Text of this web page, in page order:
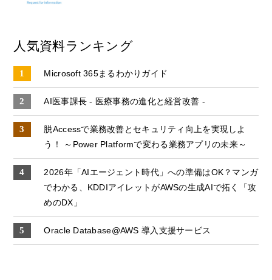
人気資料ランキング
Microsoft 365まるわかりガイド
AI医事課長 - 医療事務の進化と経営改善 -
脱Accessで業務改善とセキュリティ向上を実現しよ
う！ ～Power Platformで変わる業務アプリの未来～
2026年「AIエージェント時代」への準備はOK？マンガ
でわかる、KDDIアイレットがAWSの生成AIで拓く「攻
めのDX」
Oracle Database@AWS 導入支援サービス